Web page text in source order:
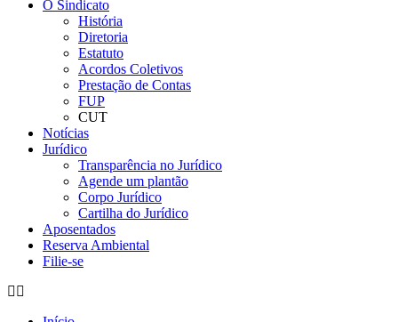
O Sindicato
História
Diretoria
Estatuto
Acordos Coletivos
Prestação de Contas
FUP
CUT
Notícias
Jurídico
Transparência no Jurídico
Agende um plantão
Corpo Jurídico
Cartilha do Jurídico
Aposentados
Reserva Ambiental
Filie-se